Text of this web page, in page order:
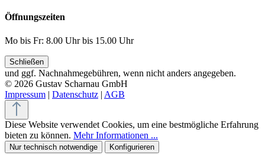
Öffnungszeiten
Mo bis Fr: 8.00 Uhr bis 15.00 Uhr
Schließen
und ggf. Nachnahmegebühren, wenn nicht anders angegeben.
© 2026 Gustav Scharnau GmbH
Impressum | Datenschutz | AGB
Diese Website verwendet Cookies, um eine bestmögliche Erfahrung
bieten zu können. Mehr Informationen ...
Nur technisch notwendige Konfigurieren